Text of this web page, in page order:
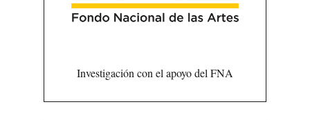
Investigación con el apoyo del FNA